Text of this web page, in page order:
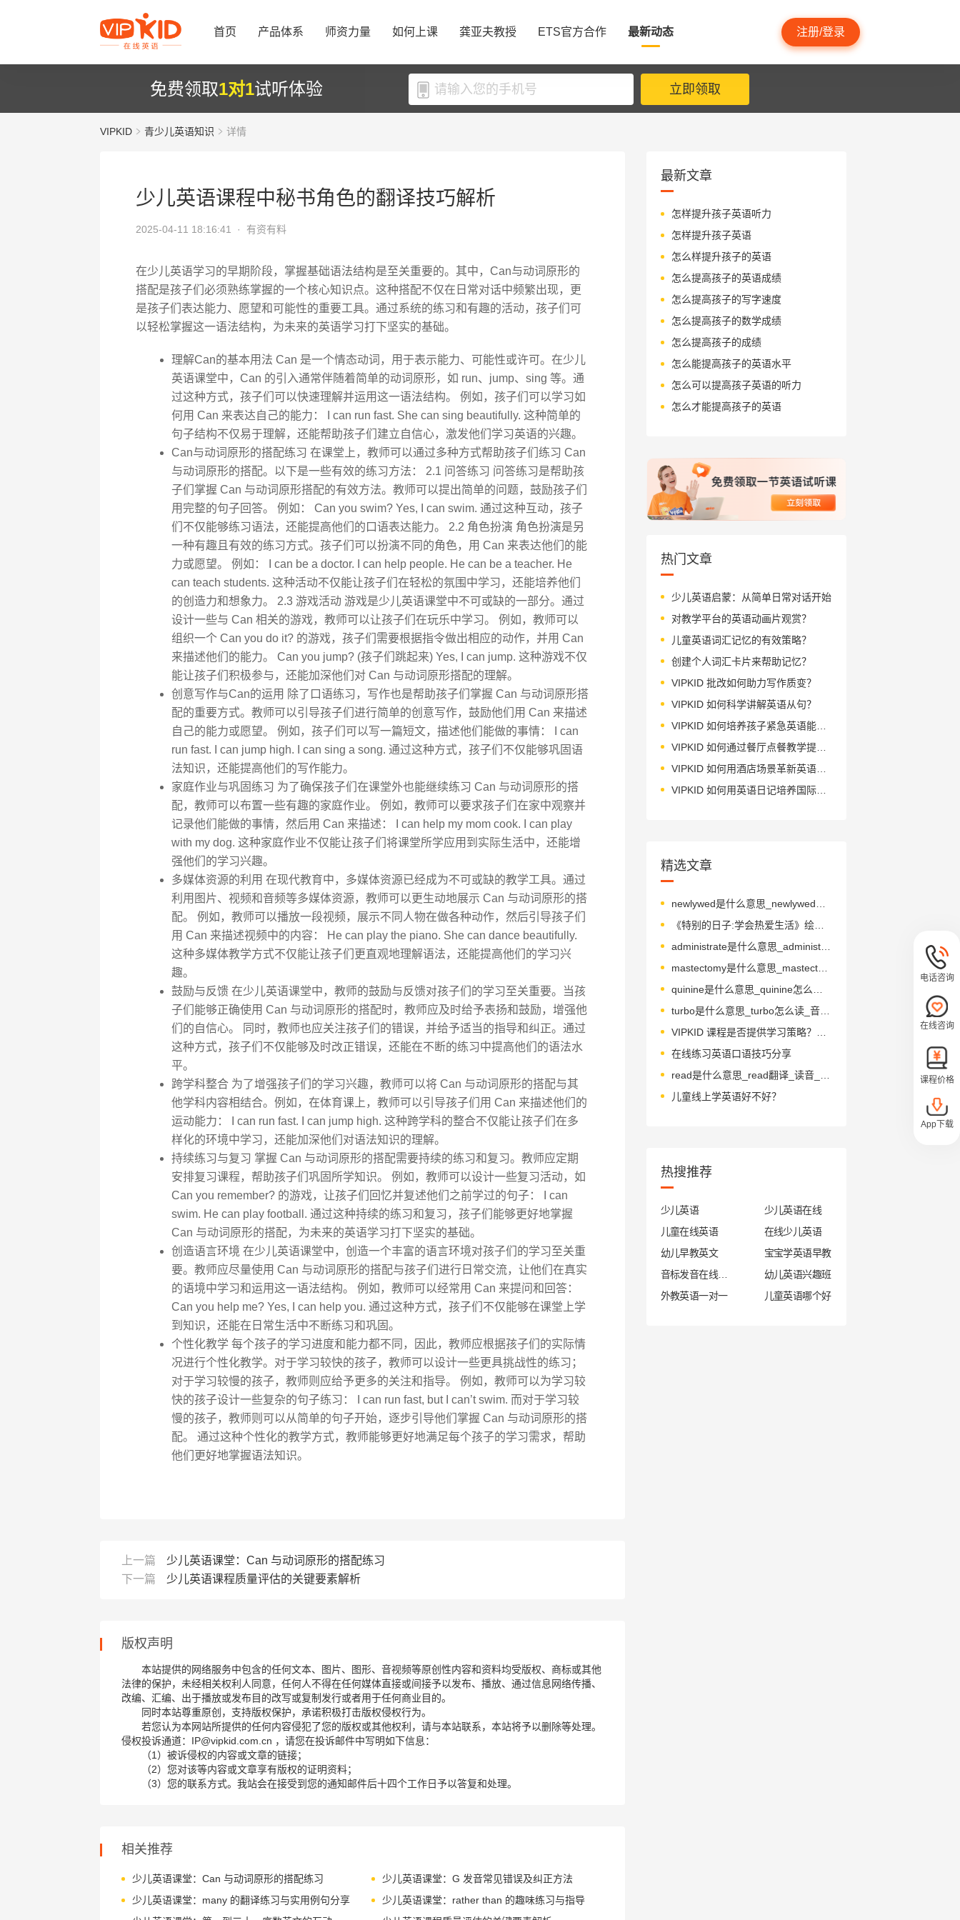
首页 产品体系 师资力量 如何上课 龚亚夫教授 ETS官方合作 最新动态 注册/登录
免费领取1对1试听体验 立即领取
VIPKID 青少儿英语知识 详情
少儿英语课程中秘书角色的翻译技巧解析
2025-04-11 18:16:41 · 有资有料
在少儿英语学习的早期阶段，掌握基础语法结构是至关重要的。其中，Can与动词原形的
搭配是孩子们必须熟练掌握的一个核心知识点。这种搭配不仅在日常对话中频繁出现，更
是孩子们表达能力、愿望和可能性的重要工具。通过系统的练习和有趣的活动，孩子们可
以轻松掌握这一语法结构，为未来的英语学习打下坚实的基础。
理解Can的基本用法 Can 是一个情态动词，用于表示能力、可能性或许可。在少儿
英语课堂中，Can 的引入通常伴随着简单的动词原形，如 run、jump、sing 等。通
过这种方式，孩子们可以快速理解并运用这一语法结构。 例如，孩子们可以学习如
何用 Can 来表达自己的能力： I can run fast. She can sing beautifully. 这种简单的
句子结构不仅易于理解，还能帮助孩子们建立自信心，激发他们学习英语的兴趣。
Can与动词原形的搭配练习 在课堂上，教师可以通过多种方式帮助孩子们练习 Can
与动词原形的搭配。以下是一些有效的练习方法： 2.1 问答练习 问答练习是帮助孩
子们掌握 Can 与动词原形搭配的有效方法。教师可以提出简单的问题，鼓励孩子们
用完整的句子回答。 例如： Can you swim? Yes, I can swim. 通过这种互动，孩子
们不仅能够练习语法，还能提高他们的口语表达能力。 2.2 角色扮演 角色扮演是另
一种有趣且有效的练习方式。孩子们可以扮演不同的角色，用 Can 来表达他们的能
力或愿望。 例如： I can be a doctor. I can help people. He can be a teacher. He
can teach students. 这种活动不仅能让孩子们在轻松的氛围中学习，还能培养他们
的创造力和想象力。 2.3 游戏活动 游戏是少儿英语课堂中不可或缺的一部分。通过
设计一些与 Can 相关的游戏，教师可以让孩子们在玩乐中学习。 例如，教师可以
组织一个 Can you do it? 的游戏，孩子们需要根据指令做出相应的动作，并用 Can
来描述他们的能力。 Can you jump? (孩子们跳起来) Yes, I can jump. 这种游戏不仅
能让孩子们积极参与，还能加深他们对 Can 与动词原形搭配的理解。
创意写作与Can的运用 除了口语练习，写作也是帮助孩子们掌握 Can 与动词原形搭
配的重要方式。教师可以引导孩子们进行简单的创意写作，鼓励他们用 Can 来描述
自己的能力或愿望。 例如，孩子们可以写一篇短文，描述他们能做的事情： I can
run fast. I can jump high. I can sing a song. 通过这种方式，孩子们不仅能够巩固语
法知识，还能提高他们的写作能力。
家庭作业与巩固练习 为了确保孩子们在课堂外也能继续练习 Can 与动词原形的搭
配，教师可以布置一些有趣的家庭作业。 例如，教师可以要求孩子们在家中观察并
记录他们能做的事情，然后用 Can 来描述： I can help my mom cook. I can play
with my dog. 这种家庭作业不仅能让孩子们将课堂所学应用到实际生活中，还能增
强他们的学习兴趣。
多媒体资源的利用 在现代教育中，多媒体资源已经成为不可或缺的教学工具。通过
利用图片、视频和音频等多媒体资源，教师可以更生动地展示 Can 与动词原形的搭
配。 例如，教师可以播放一段视频，展示不同人物在做各种动作，然后引导孩子们
用 Can 来描述视频中的内容： He can play the piano. She can dance beautifully.
这种多媒体教学方式不仅能让孩子们更直观地理解语法，还能提高他们的学习兴
趣。
鼓励与反馈 在少儿英语课堂中，教师的鼓励与反馈对孩子们的学习至关重要。当孩
子们能够正确使用 Can 与动词原形的搭配时，教师应及时给予表扬和鼓励，增强他
们的自信心。 同时，教师也应关注孩子们的错误，并给予适当的指导和纠正。通过
这种方式，孩子们不仅能够及时改正错误，还能在不断的练习中提高他们的语法水
平。
跨学科整合 为了增强孩子们的学习兴趣，教师可以将 Can 与动词原形的搭配与其
他学科内容相结合。例如，在体育课上，教师可以引导孩子们用 Can 来描述他们的
运动能力： I can run fast. I can jump high. 这种跨学科的整合不仅能让孩子们在多
样化的环境中学习，还能加深他们对语法知识的理解。
持续练习与复习 掌握 Can 与动词原形的搭配需要持续的练习和复习。教师应定期
安排复习课程，帮助孩子们巩固所学知识。 例如，教师可以设计一些复习活动，如
Can you remember? 的游戏，让孩子们回忆并复述他们之前学过的句子： I can
swim. He can play football. 通过这种持续的练习和复习，孩子们能够更好地掌握
Can 与动词原形的搭配，为未来的英语学习打下坚实的基础。
创造语言环境 在少儿英语课堂中，创造一个丰富的语言环境对孩子们的学习至关重
要。教师应尽量使用 Can 与动词原形的搭配与孩子们进行日常交流，让他们在真实
的语境中学习和运用这一语法结构。 例如，教师可以经常用 Can 来提问和回答：
Can you help me? Yes, I can help you. 通过这种方式，孩子们不仅能够在课堂上学
到知识，还能在日常生活中不断练习和巩固。
个性化教学 每个孩子的学习进度和能力都不同，因此，教师应根据孩子们的实际情
况进行个性化教学。对于学习较快的孩子，教师可以设计一些更具挑战性的练习；
对于学习较慢的孩子，教师则应给予更多的关注和指导。 例如，教师可以为学习较
快的孩子设计一些复杂的句子练习： I can run fast, but I can’t swim. 而对于学习较
慢的孩子，教师则可以从简单的句子开始，逐步引导他们掌握 Can 与动词原形的搭
配。 通过这种个性化的教学方式，教师能够更好地满足每个孩子的学习需求，帮助
他们更好地掌握语法知识。
上一篇
少儿英语课堂：Can 与动词原形的搭配练习
下一篇
少儿英语课程质量评估的关键要素解析
版权声明
本站提供的网络服务中包含的任何文本、图片、图形、音视频等原创性内容和资料均受版权、商标或其他
法律的保护，未经相关权利人同意，任何人不得在任何媒体直接或间接予以发布、播放、通过信息网络传播、
改编、汇编、出于播放或发布目的改写或复制发行或者用于任何商业目的。
同时本站尊重原创，支持版权保护，承诺积极打击版权侵权行为。
若您认为本网站所提供的任何内容侵犯了您的版权或其他权利，请与本站联系，本站将予以删除等处理。
侵权投诉通道：IP@vipkid.com.cn ，请您在投诉邮件中写明如下信息：
（1）被诉侵权的内容或文章的链接；
（2）您对该等内容或文章享有版权的证明资料；
（3）您的联系方式。我站会在接受到您的通知邮件后十四个工作日予以答复和处理。
相关推荐
少儿英语课堂：Can 与动词原形的搭配练习
少儿英语课堂：G 发音常见错误及纠正方法
少儿英语课堂：many 的翻译练习与实用例句分享
少儿英语课堂：rather than 的趣味练习与指导
最新文章
怎样提升孩子英语听力
怎样提升孩子英语
怎么样提升孩子的英语
怎么提高孩子的英语成绩
怎么提高孩子的写字速度
怎么提高孩子的数学成绩
怎么提高孩子的成绩
怎么能提高孩子的英语水平
怎么可以提高孩子英语的听力
怎么才能提高孩子的英语
热门文章
少儿英语启蒙：从简单日常对话开始
对教学平台的英语动画片观赏？
儿童英语词汇记忆的有效策略？
创建个人词汇卡片来帮助记忆？
VIPKID 批改如何助力写作质变？
VIPKID 如何科学讲解英语从句？
VIPKID 如何培养孩子紧急英语能力？
VIPKID 如何通过餐厅点餐教学提升少儿英语应用能力？
VIPKID 如何用酒店场景革新英语教学？
VIPKID 如何用英语日记培养国际化人才？
精选文章
《特别的日子:学会热爱生活》绘本简介
administrate是什么意思_administrate怎么读_音标əd'mɪnɪstreɪt
mastectomy是什么意思_mastectomy怎么读_音标mæˈstektəmɪ
turbo是什么意思_turbo怎么读_音标'tɜ-bəʊ
在线练习英语口语技巧分享
儿童线上学英语好不好？
热搜推荐
少儿英语
少儿英语在线
儿童在线英语
在线少儿英语
幼儿早教英文
宝宝学英语早教
幼儿英语兴趣班
外教英语一对一
儿童英语哪个好
电话咨询
在线咨询
课程价格
App下载